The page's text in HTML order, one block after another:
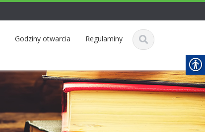
Godziny otwarcia Regulaminy